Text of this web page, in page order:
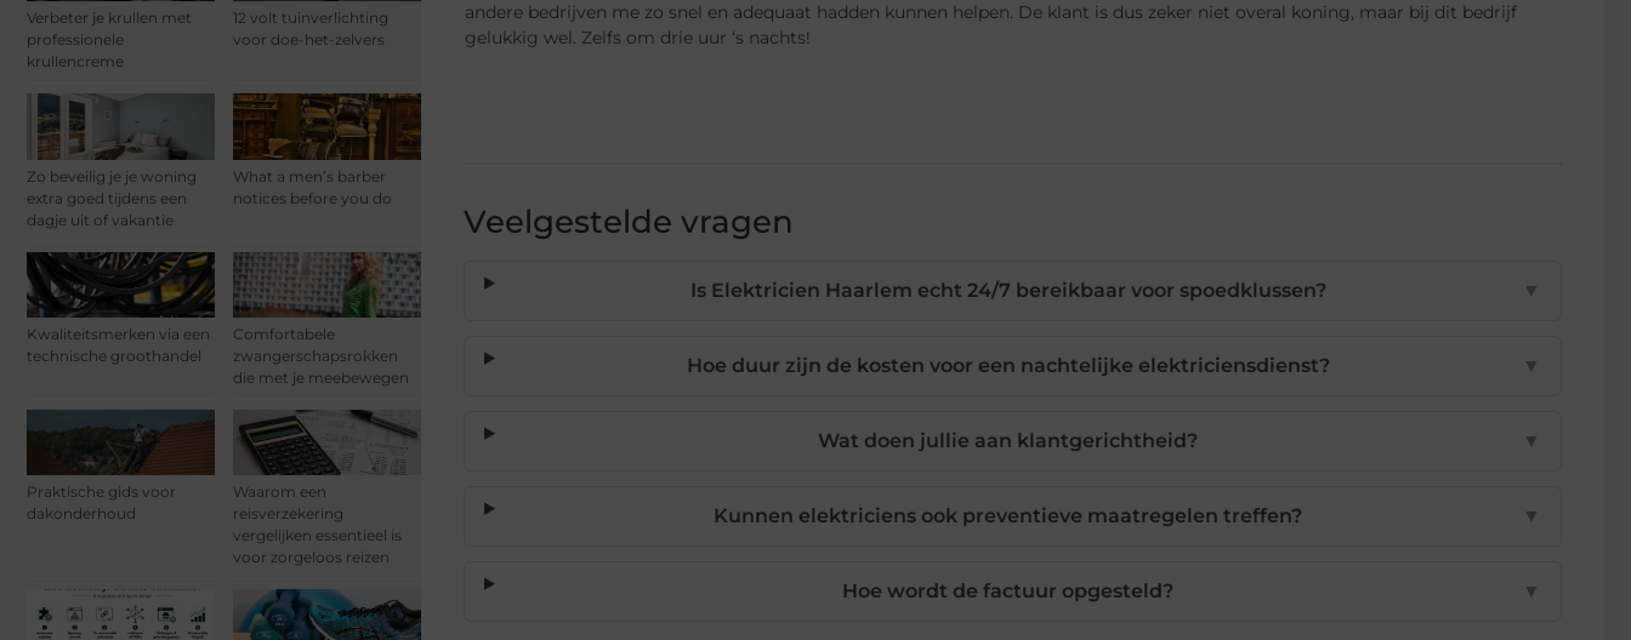
Verbeter je krullen met
professionele
krullencreme
12 volt tuinverlichting
voor doe-het-zelvers
Zo beveilig je je woning
extra goed tijdens een
dagje uit of vakantie
What a men’s barber
notices before you do
Kwaliteitsmerken via een
technische groothandel
Comfortabele
zwangerschapsrokken
die met je meebewegen
Praktische gids voor
dakonderhoud
Waarom een
reisverzekering
vergelijken essentieel is
voor zorgeloos reizen
andere bedrijven me zo snel en adequaat hadden kunnen helpen. De klant is dus zeker niet overal koning, maar bij dit bedrijf
gelukkig wel. Zelfs om drie uur ‘s nachts!
Veelgestelde vragen
Is Elektricien Haarlem echt 24/7 bereikbaar voor spoedklussen? ▼
Hoe duur zijn de kosten voor een nachtelijke elektriciensdienst? ▼
Wat doen jullie aan klantgerichtheid? ▼
Kunnen elektriciens ook preventieve maatregelen treffen? ▼
Hoe wordt de factuur opgesteld? ▼